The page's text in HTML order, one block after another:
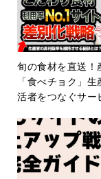
旬の食材を直送！
「食べチョク」生
活者をつなぐサー